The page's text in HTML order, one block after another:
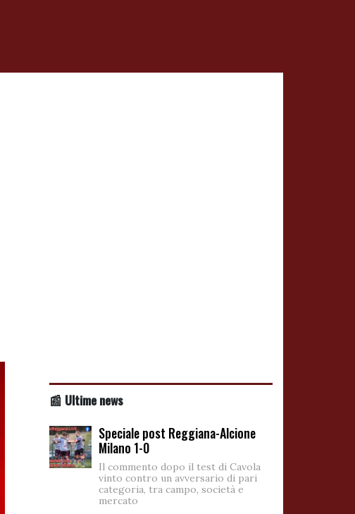
📰 Ultime news
Speciale post Reggiana-Alcione
Milano 1-0
Il commento dopo il test di Cavola
vinto contro un avversario di pari
categoria, tra campo, società e
mercato